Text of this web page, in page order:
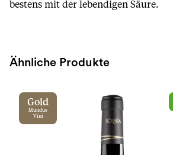
bestens mit der lebendigen Säure.
Ähnliche Produkte
Gold
Mundus
Vini